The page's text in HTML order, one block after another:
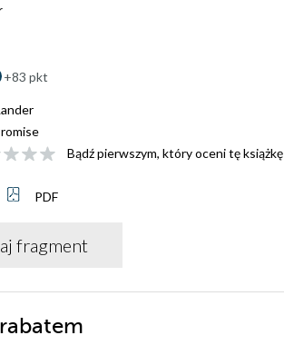
+83 pkt
Bądź pierwszym, który oceni tę książkę
PDF
fragment